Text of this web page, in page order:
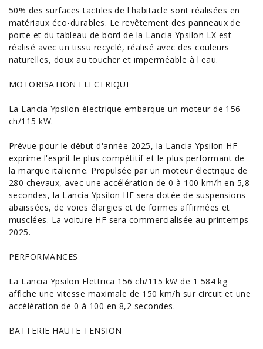
50% des surfaces tactiles de l'habitacle sont réalisées en
matériaux éco-durables. Le revêtement des panneaux de
porte et du tableau de bord de la Lancia Ypsilon LX est
réalisé avec un tissu recyclé, réalisé avec des couleurs
naturelles, doux au toucher et imperméable à l'eau.
MOTORISATION ELECTRIQUE
La Lancia Ypsilon électrique embarque un moteur de 156
ch/115 kW.
Prévue pour le début d'année 2025, la Lancia Ypsilon HF
exprime l'esprit le plus compétitif et le plus performant de
la marque italienne. Propulsée par un moteur électrique de
280 chevaux, avec une accélération de 0 à 100 km/h en 5,8
secondes, la Lancia Ypsilon HF sera dotée de suspensions
abaissées, de voies élargies et de formes affirmées et
musclées. La voiture HF sera commercialisée au printemps
2025.
PERFORMANCES
La Lancia Ypsilon Elettrica 156 ch/115 kW de 1 584 kg
affiche une vitesse maximale de 150 km/h sur circuit et une
accélération de 0 à 100 en 8,2 secondes.
BATTERIE HAUTE TENSION